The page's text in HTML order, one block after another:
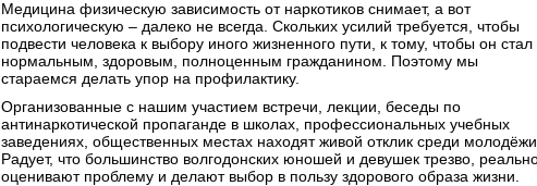
Медицина физическую зависимость от наркотиков снимает, а вот
психологическую – далеко не всегда. Скольких усилий требуется, чтобы
подвести человека к выбору иного жизненного пути, к тому, чтобы он стал
нормальным, здоровым, полноценным гражданином. Поэтому мы
стараемся делать упор на профилактику.
Организованные с нашим участием встречи, лекции, беседы по
антинаркотической пропаганде в школах, профессиональных учебных
заведениях, общественных местах находят живой отклик среди молодёжи.
Радует, что большинство волгодонских юношей и девушек трезво,
оценивают проблему и делают выбор в пользу здорового образа жизни.